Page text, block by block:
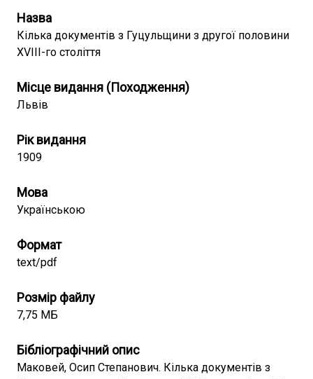
Назва
Кілька документів з Гуцульщини з другої половини
XVIII-го століття
Місце видання (Походження)
Львів
Рік видання
1909
Мова
Українською
Формат
text/pdf
Розмір файлу
7,75 МБ
Бібліографічний опис
Маковей, Осип Степанович. Кілька документів з